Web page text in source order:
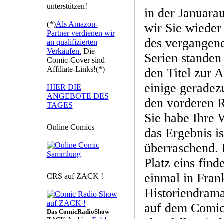
unterstützen!
(*)Als Amazon-
Partner verdienen wir
an qualifizierten
Verkäufen. Die
Comic-Cover sind
Affiliate-Links!(*)
HIER DIE
ANGEBOTE DES
TAGES
Online Comics
CRS auf ZACK !
Das ComicRadioShow
in der
wir Sie
des
Serien
den Titel zur
einige
den vorderen
Sie habe Ihre
das Ergebnis
Platz eins
einmal in
auf dem